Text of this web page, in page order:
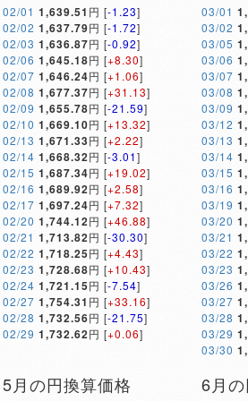
02/01 1,639.51 円 [-1.23]
02/02 1,637.79円 [-1.72]
02/03 1,636.87円 [-0.92]
02/06 1,645.18円 [+8.30]
02/07 1,646.24円 [+1.06]
02/08 1,677.37円 [+31.13]
02/09 1,655.78円 [-21.59]
02/10 1,669.10円 [+13.32]
02/13 1,671.33円 [+2.22]
02/14 1,668.32円 [-3.01]
02/15 1,687.34円 [+19.02]
02/16 1,689.92円 [+2.58]
02/17 1,697.24円 [+7.32]
02/20 1,744.12円 [+46.88]
02/21 1,713.82円 [-30.30]
02/22 1,718.25円 [+4.43]
02/23 1,728.68円 [+10.43]
02/24 1,721.15円 [-7.54]
02/27 1,754.31 円 [+33.16]
02/28 1,732.56円 [-21.75]
02/29 1,732.62円 [+0.06]
03/01
03/02
03/05
03/06
03/07
03/08
03/09
03/12
03/13
03/14
03/15
03/16
03/19
03/20
03/21
03/22
03/23
03/26
03/27
03/28
03/29
03/30
5月の円換算価格 6月